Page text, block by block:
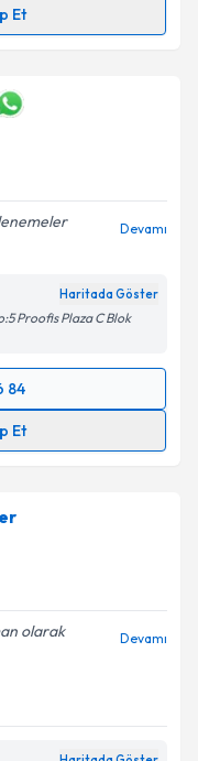
Et
bilgilendireceğiz.
ilişkin
ediyorum.
Devamı
Haritada Göster
Proofis Plaza C Blok
84
Et
bilgilendireceğiz.
ilişkin
olarak
Devamı